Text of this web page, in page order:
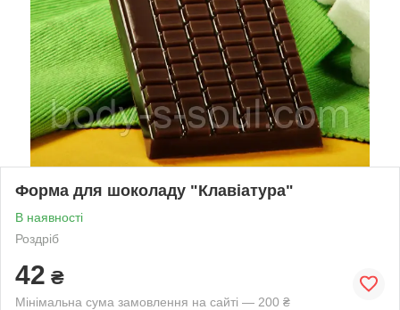
Форма для шоколаду "Клавіатура"
В наявності
Роздріб
42 ₴
Мінімальна сума замовлення на сайті — 200 ₴